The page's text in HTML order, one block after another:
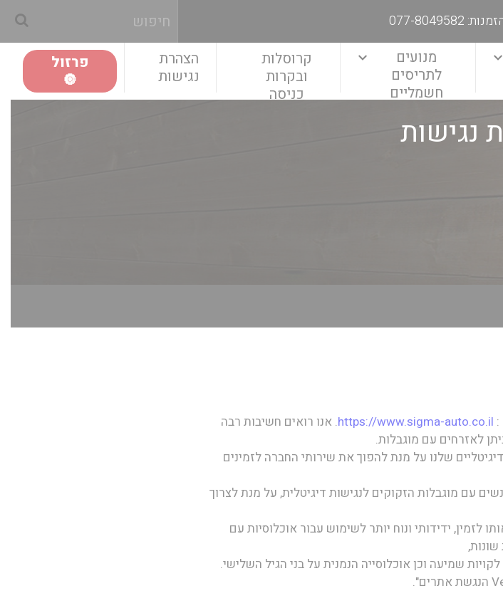
077-8049582
מנועים
לתריסים
חשמליים
קרוסלות
ובקרות
כניסה
הצהרת
נגישות
פרזול
🔘
נגישות
:
https://www.sigma-auto.co.il. אנו רואים חשיבות רבה
לאזרחים עם מוגבלות.
שלנו על מנת להפוך את שירותי החברה לזמינים
הינם אנשים עם מוגבלות הזקוקים לנגישות דיגיטלית, על מנת לצרוך
לזמין, ידידותי ונוח יותר לשימוש עבור אוכלוסיות עם
שונות,
לקויות שמיעה וכן אוכלוסייה הנמנית על בני הגיל השלישי.